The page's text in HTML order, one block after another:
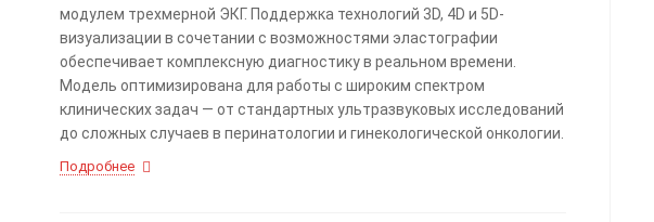
модулем трехмерной ЭКГ. Поддержка технологий 3D, 4D и 5D-
визуализации в сочетании с возможностями эластографии
обеспечивает комплексную диагностику в реальном времени.
Модель оптимизирована для работы с широким спектром
клинических задач — от стандартных ультразвуковых исследований
до сложных случаев в перинатологии и гинекологической онкологии.
Подробнее